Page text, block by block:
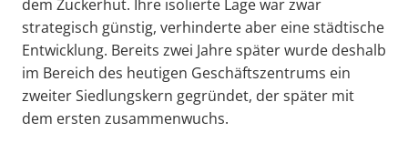
dem Zuckerhut. Ihre isolierte Lage war zwar
strategisch günstig, verhinderte aber eine städtische
Entwicklung. Bereits zwei Jahre später wurde deshalb
im Bereich des heutigen Geschäftszentrums ein
zweiter Siedlungskern gegründet, der später mit
dem ersten zusammenwuchs.